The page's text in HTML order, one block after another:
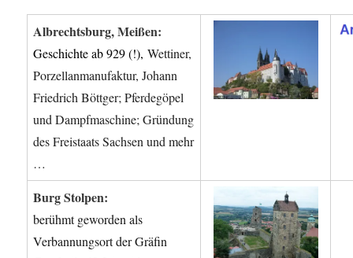
Albrechtsburg, Meißen:
Geschichte ab 929 (!),Wettiner,
Porzellanmanufaktur, Johann
Friedrich Böttger; Pferdegöpel
und Dampfmaschine; Gründung
des Freistaats Sachsen und mehr
…
Burg Stolpen:
berühmt geworden als
Verbannungsort der Gräfin